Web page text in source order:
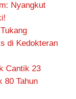
Nyangkut
di Kedokteran
Cantik 23
80 Tahun